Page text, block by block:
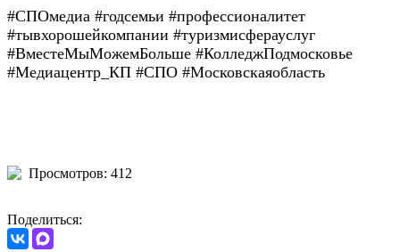
#СПОмедиа #годсемьи #профессионалитет
#тывхорошейкомпании #туризмисферауслуг
#ВместеМыМожемБольше #КолледжПодмосковье
#Медиацентр_КП #СПО #Московскаяобласть
Просмотров: 412
Поделиться: